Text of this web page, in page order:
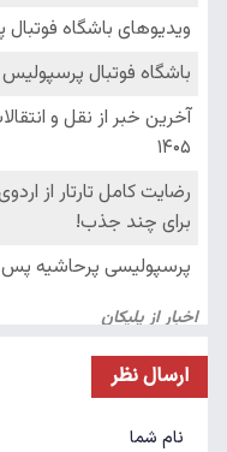
ارسال نظر
نام شما